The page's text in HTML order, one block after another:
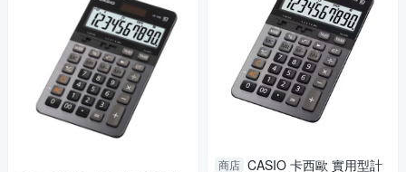
商店 CASIO 卡西歐 實用型計